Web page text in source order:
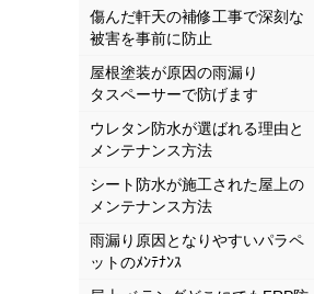
傷んだ軒天の補修工事で深刻な
被害を事前に防止
屋根塗装が原因の雨漏り
タスペーサーで防げます
ウレタン防水が選ばれる理由と
メンテナンス方法
シート防水が施工された屋上の
メンテナンス方法
雨漏り原因となりやすいパラペ
ットのﾒﾝﾃﾅﾝｽ